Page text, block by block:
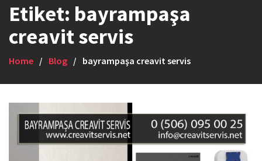
Etiket: bayrampaşa
creavit servis
Home Blog bayrampaşa creavit servis